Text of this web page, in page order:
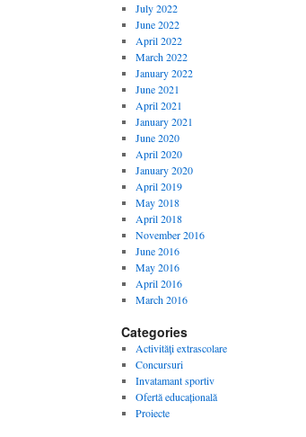
July 2022
June 2022
April 2022
March 2022
January 2022
June 2021
April 2021
January 2021
June 2020
April 2020
January 2020
April 2019
May 2018
April 2018
November 2016
June 2016
May 2016
April 2016
March 2016
Categories
Activităţi extrascolare
Concursuri
Invatamant sportiv
Ofertă educațională
Proiecte